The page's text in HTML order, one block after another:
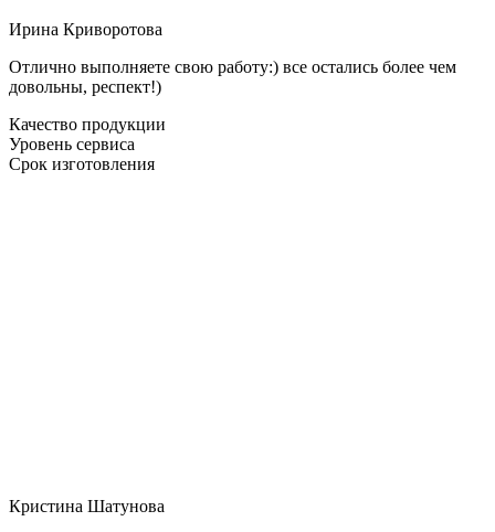
Ирина Криворотова
Отлично выполняете свою работу:) все остались более чем
довольны, респект!)
Качество продукции
Уровень сервиса
Срок изготовления
Кристина Шатунова